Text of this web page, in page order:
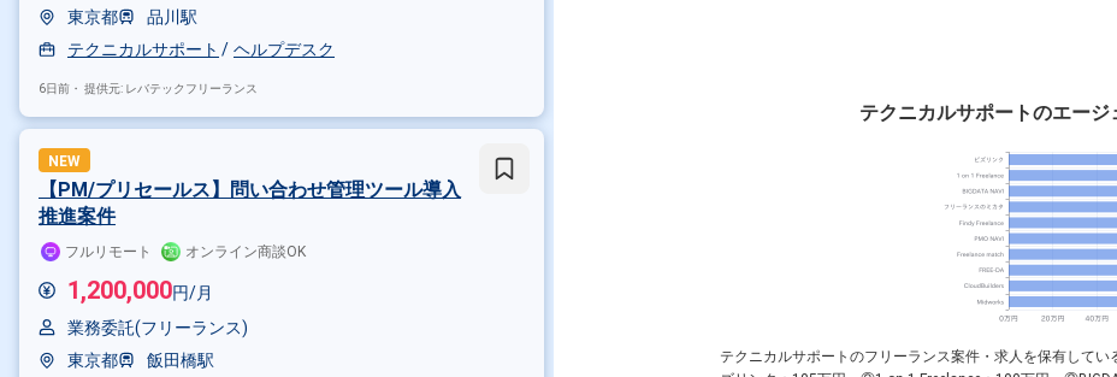
東京都
品川駅
テクニカルサポート
ヘルプデスク
6日前・ 提供元: レバテックフリーランス
NEW
【PM/プリセールス】問い合わせ管理ツール導入
推進案件
フルリモート オンライン商談OK
1,200,000円/月
業務委託(フリーランス)
東京都
飯田橋駅
テクニカルサポートのエー
テクニカルサポートのフリーランス案件・求人を保有して